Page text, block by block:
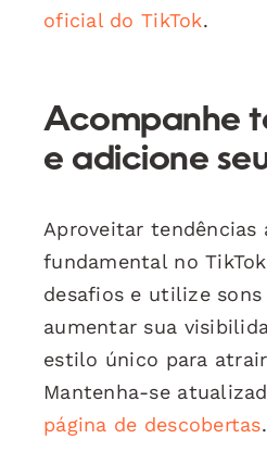
oficial do TikTok.
Acompanhe
e adicione
Aproveitar tendências
fundamental no
desafios e utilize sons
aumentar sua
estilo único para
Mantenha-se
página de descobertas.